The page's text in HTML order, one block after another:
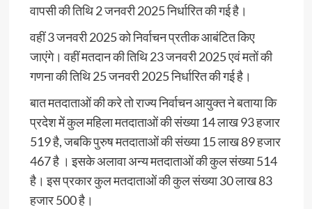
वापसी की तिथि 2 जनवरी 2025 निर्धारित की गई है।
वहीं 3 जनवरी 2025 को निर्वाचन प्रतीक आबंटित किए
जाएंगे। वहीं मतदान की तिथि 23 जनवरी 2025 एवं मतों की
गणना की तिथि 25 जनवरी 2025 निर्धारित की गई है।
बात मतदाताओं की करे तो राज्य निर्वाचन आयुक्त ने बताया कि
प्रदेश में कुल महिला मतदाताओं की संख्या 14 लाख 93 हजार
519 है, जबकि पुरुष मतदाताओं की संख्या 15 लाख 89 हजार
467 है । इसके अलावा अन्य मतदाताओं की कुल संख्या 514
है। इस प्रकार कुल मतदाताओं की कुल संख्या 30 लाख 83
हजार 500 है।